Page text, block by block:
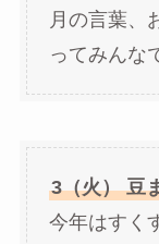
月の言葉、
ってみんな
3（火） 豆
今年はすく